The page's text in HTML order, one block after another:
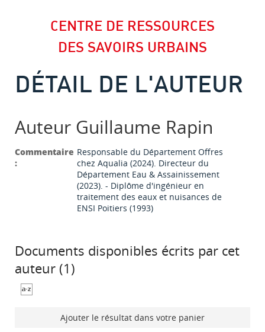
CENTRE DE RESSOURCES
DES SAVOIRS URBAINS
DÉTAIL DE L'AUTEUR
Auteur Guillaume Rapin
Commentaire
:
Responsable du Département Offres
chez Aqualia (2024). Directeur du
Département Eau & Assainissement
(2023). - Diplôme d'ingénieur en
traitement des eaux et nuisances de
ENSI Poitiers (1993)
Documents disponibles écrits par cet
auteur (1 )
Ajouter le résultat dans votre panier